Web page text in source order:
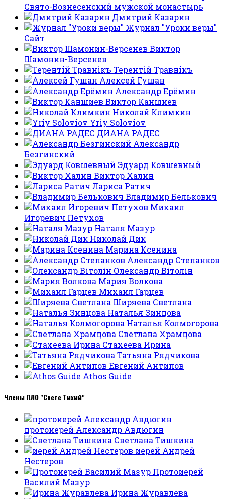
Свято-Вознесенский мужской монастырь
Дмитрий Казарин
Журнал "Уроки веры"
Сайт
Виктор
Шамонин-Версенев
Терентiй Травнiкъ
Алексей Гушан
Александр Ерёмин
Виктор Каншиев
Николай Климкин
Yriy Soloviov
ДИАНА РАДЕС
Александр
Безгинский
Эдуард Ковшевный
Виктор Халин
Лариса Ратич
Владимир Белькович
Михаил
Игоревич Петухов
Наталя Мазур
Николай Дик
Марина Ксенина
Александр Степанков
Олександр Вітолін
Мария Волкова
Михаил Гарцев
Ширяева Светлана
Наталья Зинцова
Наталья Колмогорова
Светлана Храмцова
Стахеева Ирина
Татьяна Рядчикова
Евгений Антипов
Athos Guide
Члены ПЛО "Свете Тихий"
протоиерей Александр Авдюгин
Светлана Тишкина
иерей Андрей
Нестеров
Протоиерей
Василий Мазур
Ирина Журавлева